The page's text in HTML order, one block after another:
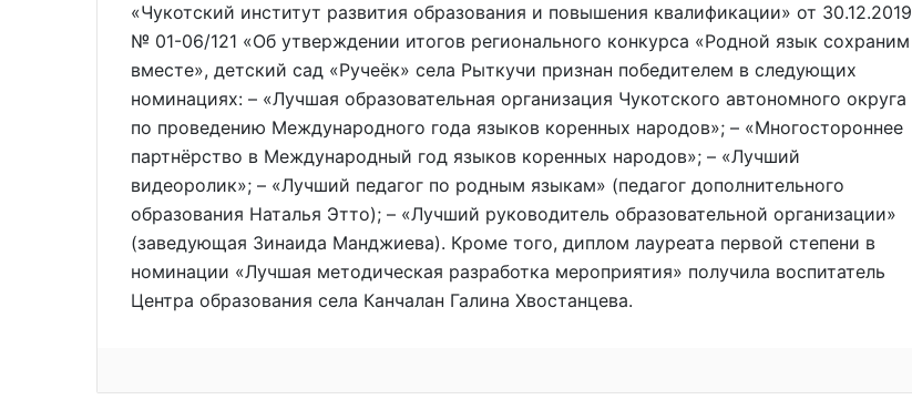
«Чукотский институт развития образования и повышения квалификации» от 30.12.2019
№ 01-06/121 «Об утверждении итогов регионального конкурса «Родной язык сохраним
вместе», детский сад «Ручеёк» села Рыткучи признан победителем в следующих
номинациях: – «Лучшая образовательная организация Чукотского автономного округа
по проведению Международного года языков коренных народов»; – «Многостороннее
партнёрство в Международный год языков коренных народов»; – «Лучший
видеоролик»; – «Лучший педагог по родным языкам» (педагог дополнительного
образования Наталья Этто); – «Лучший руководитель образовательной организации»
(заведующая Зинаида Манджиева). Кроме того, диплом лауреата первой степени в
номинации «Лучшая методическая разработка мероприятия» получила воспитатель
Центра образования села Канчалан Галина Хвостанцева.